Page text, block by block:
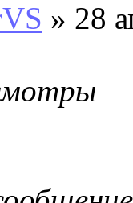
» 28